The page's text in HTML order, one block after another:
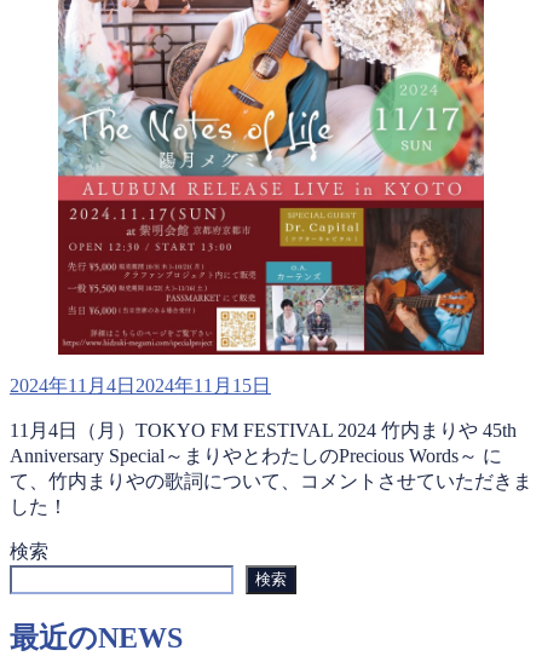
投
日:
2024年11月4日 2024年11月15日
11月4日（月）TOKYO FM FESTIVAL 2024 竹内まりや 45th
Anniversary Special～まりやとわたしのPrecious Words～ に
て、竹内まりやの歌詞について、コメントさせていただきま
した！
検索
検索
最近のNEWS